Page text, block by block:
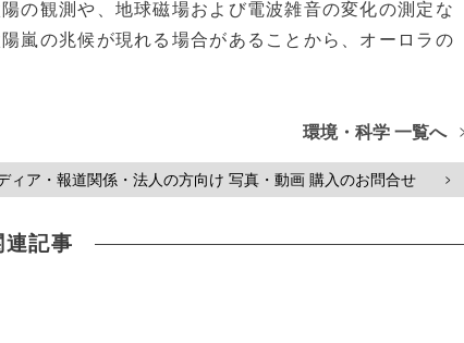
の観測や、地球磁場および電波雑音の変化の測定な
嵐の兆候が現れる場合があることから、オーロラの
環境・科学 一覧へ
ィア・報道関係・法人の方向け 写真・動画 購入のお問合せ >
連記事